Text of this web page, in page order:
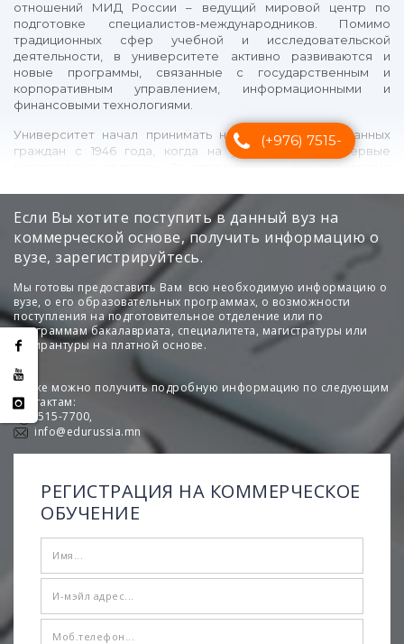
Если Вы хотите поступить в данный вуз на
коммерческой основе, получить информацию о
вузе, зарегистрируйтесь.
Мы готовы предоставить Вам всю необходимую информацию о
вузе, о его образовательных программах, о возможности
поступления на подготовительное отделение или по
программам бакалавриата, специалитета, магистратуры или
аспирантуры на платной основе.
Также можно получить подробную информацию по следующим
контактам:
7515-7700,
info@edurussia.mn
РЕГИСТРАЦИЯ НА КОММЕРЧЕСКОЕ
ОБУЧЕНИЕ